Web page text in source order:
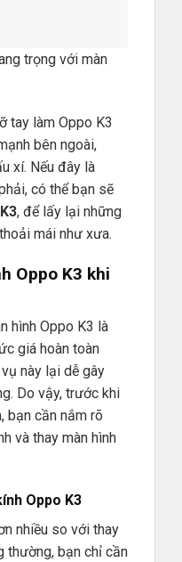
trọng với màn
tay làm Oppo K3
bên ngoài,
xí. Nếu đây là
có thể bạn sẽ
, để lấy lại những
mái như xưa.
Oppo K3 khi
hình Oppo K3 là
giá hoàn toàn
này lại dễ gây
Do vậy, trước khi
bạn cần nắm rõ
và thay màn hình
Oppo K3
nhiều so với thay
thường, bạn chỉ cần